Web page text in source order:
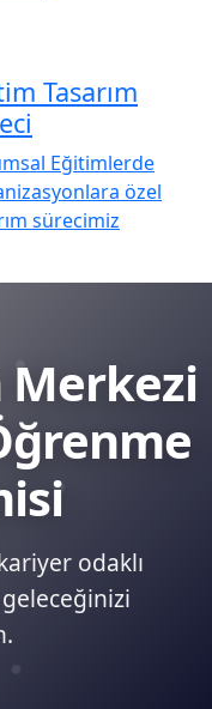
Tasarım
Eğitimlerde
özel
sürecimiz
Merkezi
odaklı